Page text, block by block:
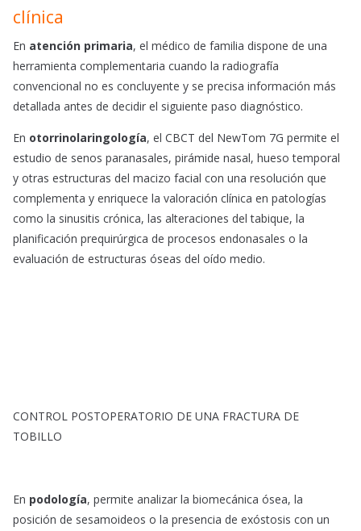
clínica
En atención primaria, el médico de familia dispone de una
herramienta complementaria cuando la radiografía
convencional no es concluyente y se precisa información más
detallada antes de decidir el siguiente paso diagnóstico.
En otorrinolaringología, el CBCT del NewTom 7G permite el
estudio de senos paranasales, pirámide nasal, hueso temporal
y otras estructuras del macizo facial con una resolución que
complementa y enriquece la valoración clínica en patologías
como la sinusitis crónica, las alteraciones del tabique, la
planificación prequirúrgica de procesos endonasales o la
evaluación de estructuras óseas del oído medio.
CONTROL POSTOPERATORIO DE UNA FRACTURA DE
TOBILLO
En podología, permite analizar la biomecánica ósea, la
posición de sesamoideos o la presencia de exóstosis con un